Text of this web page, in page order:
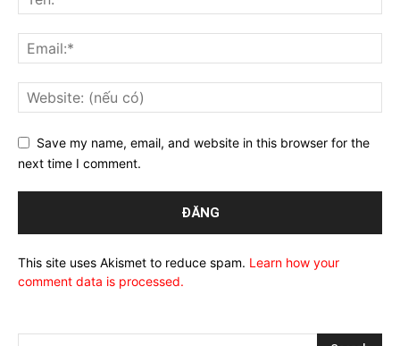
Save my name, email, and website in this browser for the
next time I comment.
This site uses Akismet to reduce spam. Learn how your
comment data is processed.